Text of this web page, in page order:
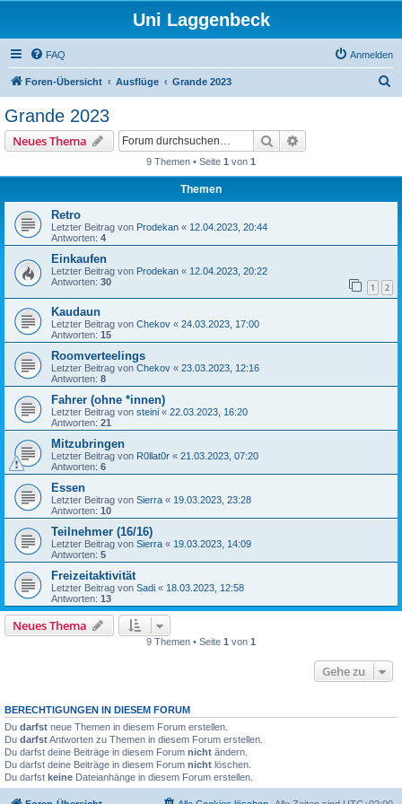
Uni Laggenbeck
FAQ Anmelden
Foren-Übersicht Ausflüge Grande 2023
Grande 2023
Neues Thema Suche
9 Themen • Seite 1 von 1
Themen
Retro
Letzter Beitrag von Prodekan « 12.04.2023, 20:44
Antworten: 4
Einkaufen
Letzter Beitrag von Prodekan « 12.04.2023, 20:22
Antworten: 30 1 2
Kaudaun
Letzter Beitrag von Chekov « 24.03.2023, 17:00
Antworten: 15
Roomverteelings
Letzter Beitrag von Chekov « 23.03.2023, 12:16
Antworten: 8
Fahrer (ohne *innen)
Letzter Beitrag von steini « 22.03.2023, 16:20
Antworten: 21
Mitzubringen
Letzter Beitrag von R0llat0r « 21.03.2023, 07:20
Antworten: 6
Essen
Letzter Beitrag von Sierra « 19.03.2023, 23:28
Antworten: 10
Teilnehmer (16/16)
Letzter Beitrag von Sierra « 19.03.2023, 14:09
Antworten: 5
Freizeitaktivität
Letzter Beitrag von Sadi « 18.03.2023, 12:58
Antworten: 13
Neues Thema
9 Themen • Seite 1 von 1
Gehe zu
BERECHTIGUNGEN IN DIESEM FORUM
Du darfst neue Themen in diesem Forum erstellen.
Du darfstAntworten zu Themen in diesem Forum erstellen.
Du darfst deine Beiträge in diesem Forum nicht ändern.
Du darfst deine Beiträge in diesem Forum nicht löschen.
Du darfst keine Dateianhänge in diesem Forum erstellen.